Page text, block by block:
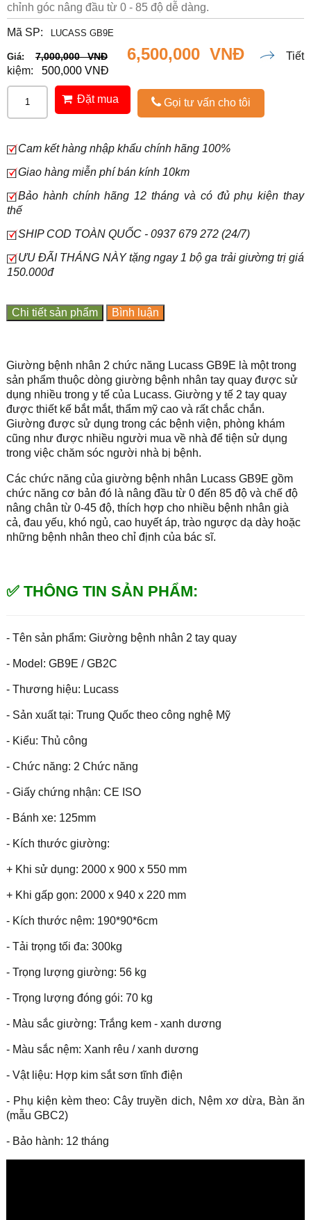
chỉnh góc nâng đầu từ 0 - 85 độ dễ dàng.
Mã SP: LUCASS GB9E
Giá: 7,000,000 VNĐ 6,500,000 VNĐ
Tiết
kiệm:
500,000 VNĐ
Đặt mua Gọi tư vấn cho tôi
Cam kết hàng nhập khẩu chính hãng 100%
Giao hàng miễn phí bán kính 10km
Bảo hành chính hãng 12 tháng và có đủ phụ kiện thay
thế
SHIP COD TOÀN QUỐC - 0937 679 272 (24/7)
ƯU ĐÃI THÁNG NÀY tặng ngay 1 bộ ga trải giường trị giá
150.000đ
Chi tiết sản phẩm Bình luận
Giường bệnh nhân 2 chức năng Lucass GB9E là một trong
sản phẩm thuộc dòng giường bệnh nhân tay quay được sử
dụng nhiều trong y tế của Lucass. Giường y tế 2 tay quay
được thiết kế bắt mắt, thẩm mỹ cao và rất chắc chắn.
Giường được sử dụng trong các bệnh viện, phòng khám
cũng như được nhiều người mua về nhà để tiện sử dụng
trong việc chăm sóc người nhà bị bệnh.
Các chức năng của giường bệnh nhân Lucass GB9E gồm
chức năng cơ bản đó là nâng đầu từ 0 đến 85 độ và chế độ
nâng chân từ 0-45 độ, thích hợp cho nhiều bệnh nhân già
cả, đau yếu, khó ngủ, cao huyết áp, trào ngược dạ dày hoặc
những bệnh nhân theo chỉ định của bác sĩ.
✅ THÔNG TIN SẢN PHẨM:
- Tên sản phẩm: Giường bệnh nhân 2 tay quay
- Model: GB9E / GB2C
- Thương hiệu: Lucass
- Sản xuất tại: Trung Quốc theo công nghệ Mỹ
- Kiểu: Thủ công
- Chức năng: 2 Chức năng
- Giấy chứng nhận: CE ISO
- Bánh xe: 125mm
- Kích thước giường:
+ Khi sử dụng: 2000 x 900 x 550 mm
+ Khi gấp gọn: 2000 x 940 x 220 mm
- Kích thước nệm: 190*90*6cm
- Tải trọng tối đa: 300kg
- Trọng lượng giường: 56 kg
- Trọng lượng đóng gói: 70 kg
- Màu sắc giường: Trắng kem - xanh dương
- Màu sắc nệm: Xanh rêu / xanh dương
- Vật liệu: Hợp kim sắt sơn tĩnh điện
- Phụ kiện kèm theo: Cây truyền dich, Nệm xơ dừa, Bàn ăn
(mẫu GBC2)
- Bảo hành: 12 tháng